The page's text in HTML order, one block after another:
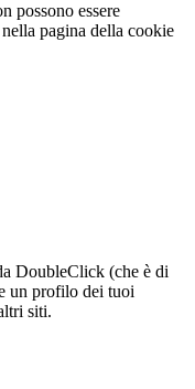
possono essere
pagina della cookie
DoubleClick (che è di
un profilo dei tuoi
siti.